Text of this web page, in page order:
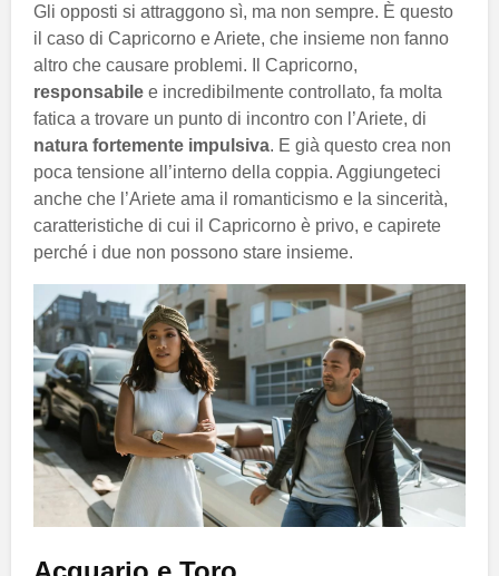
Gli opposti si attraggono sì, ma non sempre. È questo
il caso di Capricorno e Ariete, che insieme non fanno
altro che causare problemi. Il Capricorno,
responsabile e incredibilmente controllato, fa molta
fatica a trovare un punto di incontro con l’Ariete, di
natura fortemente impulsiva. E già questo crea non
poca tensione all’interno della coppia. Aggiungeteci
anche che l’Ariete ama il romanticismo e la sincerità,
caratteristiche di cui il Capricorno è privo, e capirete
perché i due non possono stare insieme.